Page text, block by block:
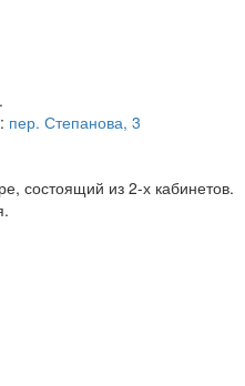
пер. Степанова, 3
состоящий из 2-х кабинетов.